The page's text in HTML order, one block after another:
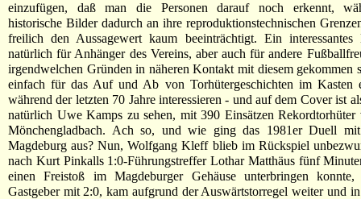
einzufügen, daß man die Personen darauf noch erkennt,
historische Bilder dadurch an ihre reproduktionstechnischen
freilich den Aussagewert kaum beeinträchtigt. Ein
natürlich für Anhänger des Vereins, aber auch für andere
irgendwelchen Gründen in näheren Kontakt mit diesem gekommen
einfach für das Auf und Ab von Torhütergeschichten im Kasten
während der letzten 70 Jahre interessieren - und auf dem Cover ist
natürlich Uwe Kamps zu sehen, mit 390 Einsätzen Rekordtorhüter
Mönchengladbach. Ach so, und wie ging das 1981er Duell
Magdeburg aus? Nun, Wolfgang Kleff blieb im Rückspiel
nach Kurt Pinkalls 1:0-Führungstreffer Lothar Matthäus fünf
einen Freistoß im Magdeburger Gehäuse unterbringen
Gastgeber mit 2:0, kam aufgrund der Auswärtstorregel weiter und